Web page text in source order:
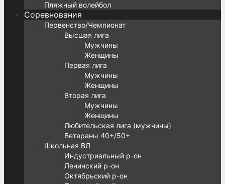
Пляжный волейбол
Соревнования
Первенство/Чемпионат
Высшая лига
Мужчины
Женщины
Первая лига
Мужчины
Женщины
Вторая лига
Мужчины
Женщины
Любительская лига (мужчины)
Ветераны 40+/50+
Школьная ВЛ
Индустриальный р-он
Ленинский р-он
Октябрьский р-он